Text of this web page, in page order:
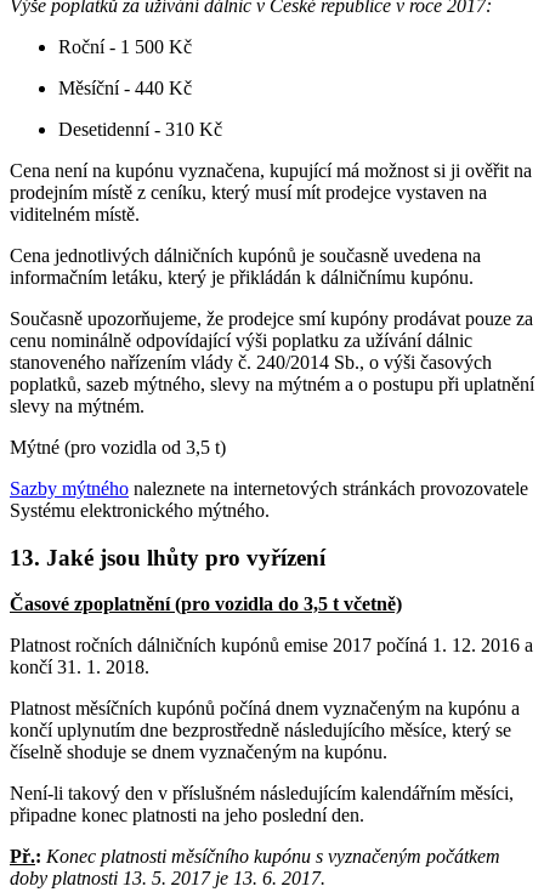
Výše poplatků za užívání dálnic v České republice v roce 2017:
Roční - 1 500 Kč
Měsíční - 440 Kč
Desetidenní - 310 Kč
Cena není na kupónu vyznačena, kupující má možnost si ji ověřit na
prodejním místě z ceníku, který musí mít prodejce vystaven na
viditelném místě.
Cena jednotlivých dálničních kupónů je současně uvedena na
informačním letáku, který je přikládán k dálničnímu kupónu.
Současně upozorňujeme, že prodejce smí kupóny prodávat pouze za
cenu nominálně odpovídající výši poplatku za užívání dálnic
stanoveného nařízením vlády č. 240/2014 Sb., o výši časových
poplatků, sazeb mýtného, slevy na mýtném a o postupu při uplatnění
slevy na mýtném.
Mýtné (pro vozidla od 3,5 t)
Sazby mýtného naleznete na internetových stránkách provozovatele
Systému elektronického mýtného.
13. Jaké jsou lhůty pro vyřízení
Časové zpoplatnění (pro vozidla do 3,5 t včetně)
Platnost ročních dálničních kupónů emise 2017 počíná 1. 12. 2016 a
končí 31. 1. 2018.
Platnost měsíčních kupónů počíná dnem vyznačeným na kupónu a
končí uplynutím dne bezprostředně následujícího měsíce, který se
číselně shoduje se dnem vyznačeným na kupónu.
Není-li takový den v příslušném následujícím kalendářním měsíci,
připadne konec platnosti na jeho poslední den.
Př.: Konec platnosti měsíčního kupónu s vyznačeným počátkem
doby platnosti 13. 5. 2017 je 13. 6. 2017.